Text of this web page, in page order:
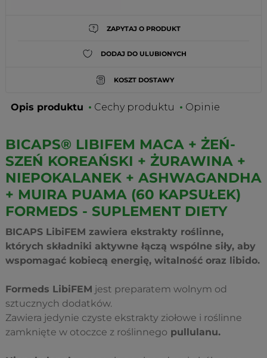
ZAPYTAJ O PRODUKT
DODAJ DO ULUBIONYCH
KOSZT DOSTAWY
Opis produktu Cechy produktu Opinie
BICAPS® LIBIFEM MACA + ŻEŃ-
SZEŃ KOREAŃSKI + ŻURAWINA +
NIEPOKALANEK + ASHWAGANDHA
+ MUIRA PUAMA (60 KAPSUŁEK)
FORMEDS - SUPLEMENT DIETY
BICAPS LibiFEM zawiera ekstrakty roślinne,
których składniki aktywne łączą wspólne siły, aby
wspomagać kobiecą energię, witalność oraz libido.
Formeds LibiFEM jest preparatem wolnym od
sztucznych dodatków.
Zawiera jedynie czyste ekstrakty ziołowe i roślinne
zamknięte w otoczce z roślinnego pullulanu.